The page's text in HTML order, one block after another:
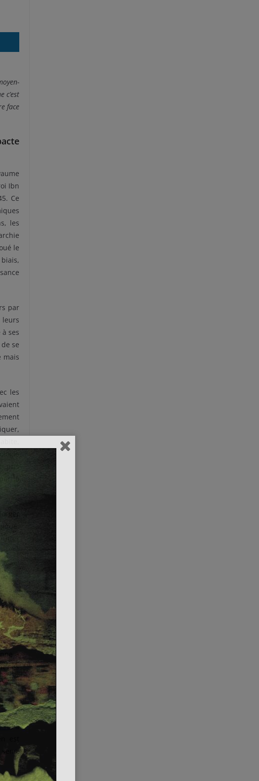
c’est
face
Ibn
Ce
les
le
par
ses
se
mais
les
la
le
a
pas
a
, a
est